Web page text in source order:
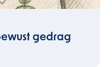
gedrag